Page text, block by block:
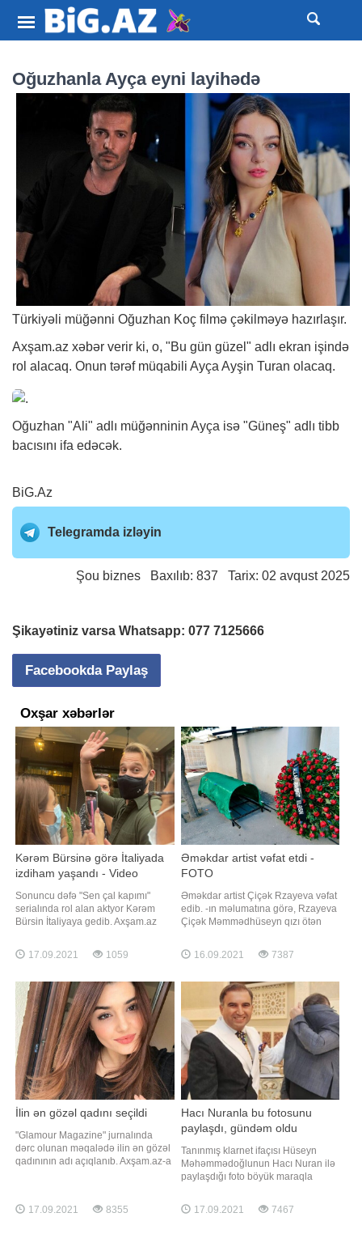
Oğuzhanla Ayça eyni layihədə
Türkiyəli müğənni Oğuzhan Koç filmə çəkilməyə hazırlaşır.
Axşam.az xəbər verir ki, o, "Bu gün güzel" adlı ekran işində
rol alacaq. Onun tərəf müqabili Ayça Ayşin Turan olacaq.
Oğuzhan "Ali" adlı müğənninin Ayça isə "Güneş" adlı tibb
bacısını ifa edəcək.
BiG.Az
Telegramda izləyin
Şou biznes Baxılıb: 837 Tarix: 02 avqust 2025
Şikayətiniz varsa Whatsapp: 077 7125666
Facebookda Paylaş
Oxşar xəbərlər
Kərəm Bürsinə görə İtaliyada
izdiham yaşandı - Video
Sonuncu dəfə "Sen çal kapımı"
serialında rol alan aktyor Kərəm
Bürsin İtaliyaya gedib. Axşam.az
verir ki, aktyor "Canale 5"
telekanalında yayımlanan
olacaq. Kərəm Bürsinin İtaliyadakı
pərəstişkarları onu coşğ
17.09.2021 1059
Əməkdar artist vəfat etdi -
FOTO
Əməkdar artist Çiçək Rzayeva vəfat
edib. -ın məlumatına görə, Rzayeva
Çiçək Məmmədhüseyn qızı ötən
Qeyd edək ki, Çiçək Rzayeva 1944-
cü ildə Bakıda anadan olub. Onun
Aida Abdullayevadan sonra böyük
xidmətləri olub. Çiçək Rzayeva arf
16.09.2021 7387
İlin ən gözəl qadını seçildi
"Glamour Magazine" jurnalında
dərc olunan məqalədə ilin ən gözəl
qadınının adı açıqlanıb. Axşam.az-a
sonuncu dəfə "Sen çal kapımı"
17.09.2021 8355
Hacı Nuranla bu fotosunu
paylaşdı, gündəm oldu
Tanınmış klarnet ifaçısı Hüseyn
Məhəmmədoğlunun Hacı Nuran ilə
paylaşdığı foto böyük maraqla
ki, o Hacı Nuranla foto çəkdirərkən
üzünü bağlayıb. Klarnet ifaçısı
17.09.2021 7467